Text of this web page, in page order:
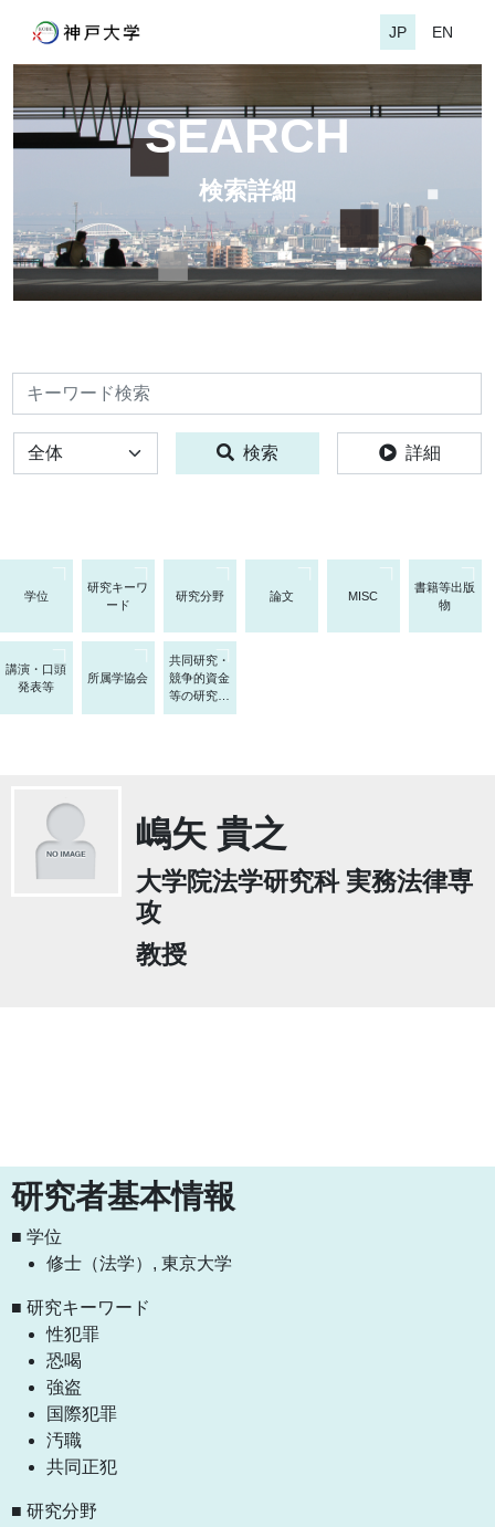
JP EN
SEARCH
検索詳細
検索
全体 検索 詳細
学位
研究キーワ
ード
研究分野 論文 MISC
書籍等出版
物
講演・口頭
発表等
所属学協会
共同研究・
競争的資金
等の研究課
題
嶋矢 貴之
大学院法学研究科 実務法律専
攻
教授
研究者基本情報
■ 学位
修士（法学）, 東京大学
■ 研究キーワード
性犯罪
恐喝
強盗
国際犯罪
汚職
共同正犯
■ 研究分野